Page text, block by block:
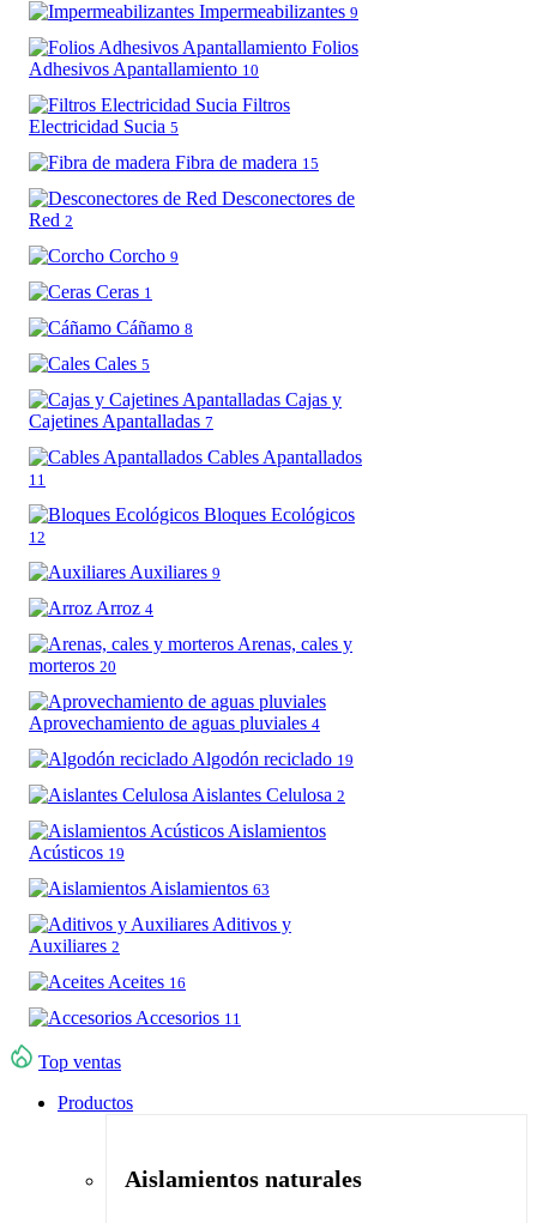
Impermeabilizantes 9
Folios
Adhesivos Apantallamiento 10
Filtros
Electricidad Sucia 5
Fibra de madera 15
Desconectores de
Red 2
Corcho 9
Ceras 1
Cáñamo 8
Cales 5
Cajas y
Cajetines Apantalladas 7
Cables Apantallados
11
Bloques Ecológicos
12
Auxiliares 9
Arroz 4
Arenas, cales y
morteros 20
Aprovechamiento de aguas pluviales 4
Algodón reciclado 19
Aislantes Celulosa 2
Aislamientos
Acústicos 19
Aislamientos 63
Aditivos y
Auxiliares 2
Aceites 16
Accesorios 11
Top ventas
Productos
Aislamientos naturales